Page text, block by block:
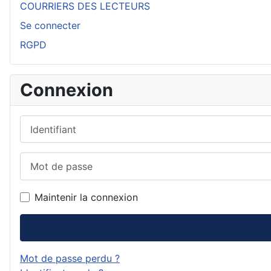
COURRIERS DES LECTEURS
Se connecter
RGPD
Connexion
Maintenir la connexion
Mot de passe perdu ?